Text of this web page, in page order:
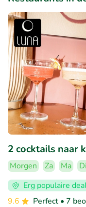
2 cocktails naar
Morgen Za Ma Di
Erg populaire
9.6
Perfect • 7